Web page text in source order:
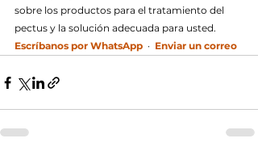
sobre los productos para el tratamiento del
pectus y la solución adecuada para usted.
Escríbanos por WhatsApp
  ·
Enviar un correo